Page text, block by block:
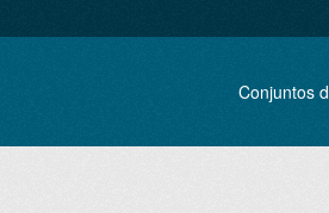
Conjuntos